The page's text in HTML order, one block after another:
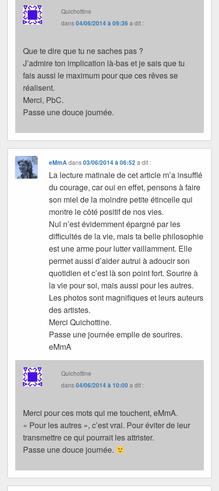
Quichottine
dans04/06/2014 à 09:36a dit :
Que te dire que tu ne saches pas ?
J’admire ton implication là-bas et je sais que tu
fais aussi le maximum pour que ces rêves se
réalisent.
Merci, PbC.
Passe une douce journée.
eMmAdans03/06/2014 à 06:52 a dit :
La lecture matinale de cet article m’a insufflé
du courage, car oui en effet, pensons à faire
son miel de la moindre petite étincelle qui
montre le côté positif de nos vies.
Nul n’est évidemment épargné par les
difficultés de la vie, mais ta belle philosophie
est une arme pour lutter vaillamment. Elle
permet aussi d’aider autrui à adoucir son
quotidien et c’est là son point fort. Sourire à
la vie pour soi, mais aussi pour les autres.
Les photos sont magnifiques et leurs auteurs
des artistes.
Merci Quichottine.
Passe une journée emplie de sourires.
eMmA
Quichottine
dans04/06/2014 à 10:00a dit :
Merci pour ces mots qui me touchent, eMmA.
« Pour les autres », c’est vrai. Pour éviter de leur
transmettre ce qui pourrait les attrister.
Passe une douce journée.